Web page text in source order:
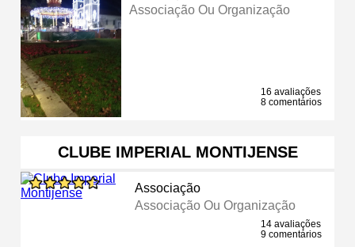
Associação Ou Organização
16 avaliações
8 comentários
CLUBE IMPERIAL MONTIJENSE
Associação
Associação Ou Organização
14 avaliações
9 comentários